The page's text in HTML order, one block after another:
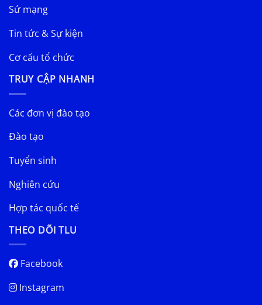
Sứ mạng
Tin tức & Sự kiện
Cơ cấu tổ chức
TRUY CẬP NHANH
Các đơn vị đào tạo
Đào tạo
Tuyển sinh
Nghiên cứu
Hợp tác quốc tế
THEO DÕI TLU
Facebook
Instagram